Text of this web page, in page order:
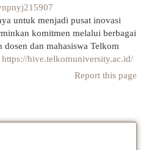
untuk menjadi pusat inovasi
komitmen melalui berbagai
dan mahasiswa Telkom
https://hive.telkomuniversity.ac.id/
Report this page